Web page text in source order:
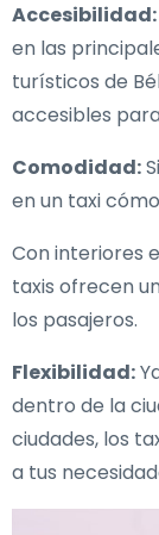
Accesibilidad:
en las
turísticos de
accesibles
Comodidad:
en un taxi
Con interiores
taxis ofrecen
los pasajeros.
Flexibilidad:
dentro de la
ciudades, los
a tus